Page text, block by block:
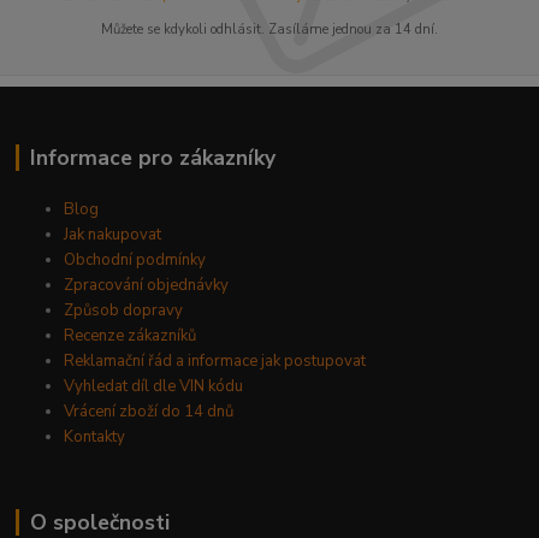
Můžete se kdykoli odhlásit. Zasíláme jednou za 14 dní.
Informace pro zákazníky
Blog
Jak nakupovat
Obchodní podmínky
Zpracování objednávky
Způsob dopravy
Recenze zákazníků
Reklamační řád a informace jak postupovat
Vyhledat díl dle VIN kódu
Vrácení zboží do 14 dnů
Kontakty
O společnosti